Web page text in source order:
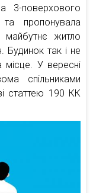
3-поверхового
та пропонувала
майбутнє житло
Будинок так і не
місце. У вересні
спільниками
статтею 190 КК